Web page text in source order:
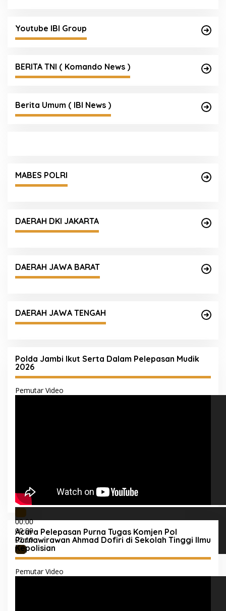
Youtube IBI Group
BERITA TNI ( Komando News )
Berita Umum ( IBI News )
MABES POLRI
DAERAH DKI JAKARTA
DAERAH JAWA BARAT
DAERAH JAWA TENGAH
Polda Jambi Ikut Serta Dalam Pelepasan Mudik
2026
Pemutar Video
00:00
00:00
02:10
Acara Pelepasan Purna Tugas Komjen Pol
Purnawirawan Ahmad Dofiri di Sekolah Tinggi Ilmu
Kepolisian
Pemutar Video